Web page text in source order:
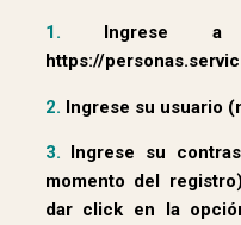
1. Ingrese a
https://
2. Ingrese su usuario
3. Ingrese su
momento del
dar click en la